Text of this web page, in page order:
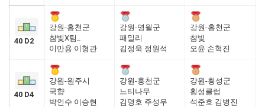
40 D2
강원-홍천군
참빛X팀_
이만용 이형관
강원-영월군
패밀리
김정욱 정원석
강원-홍천군
참빛
오윤 손혁진
40 D4
강원-원주시
국향
박인수 이승현
강원-홍천군
느티나무
김명호 주성우
강원-횡성군
횡성클럽
석준호 김병진